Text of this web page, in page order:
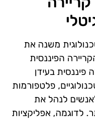
משנה את
הפיננסית
פיננסית בעידן
פלטפורמות
לנהל את
לדוגמה, אפליקציות